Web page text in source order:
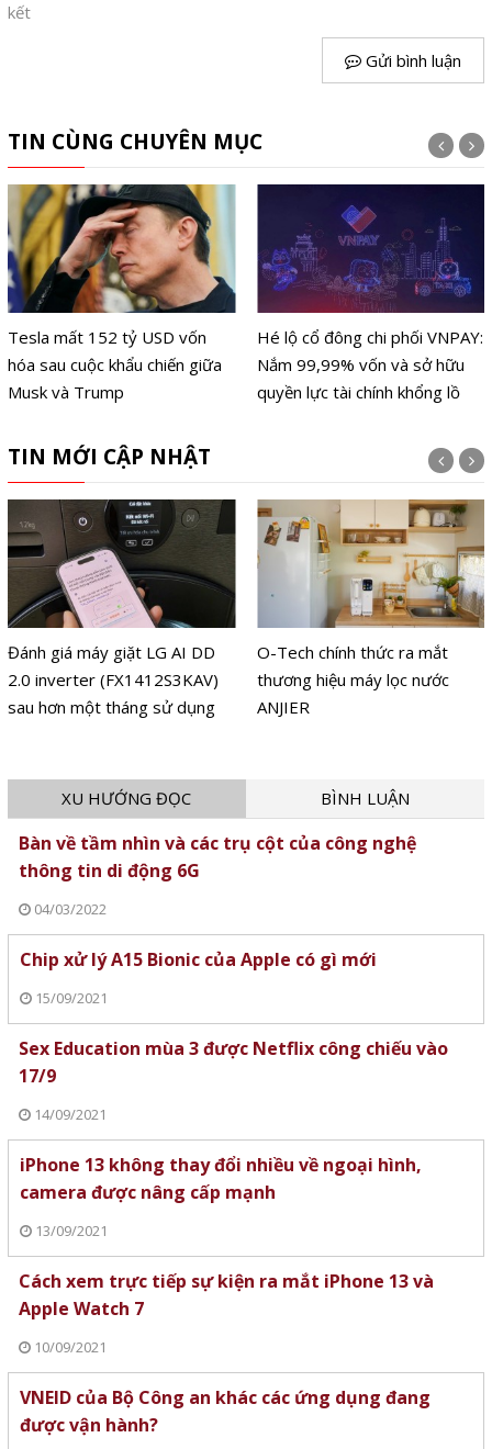
kết
Gửi bình luận
TIN CÙNG CHUYÊN MỤC
Tesla mất 152 tỷ USD vốn
hóa sau cuộc khẩu chiến giữa
Musk và Trump
Hé lộ cổ đông chi phối VNPAY:
Nắm 99,99% vốn và sở hữu
quyền lực tài chính khổng lồ
TIN MỚI CẬP NHẬT
Đánh giá máy giặt LG AI DD
2.0 inverter (FX1412S3KAV)
sau hơn một tháng sử dụng
O-Tech chính thức ra mắt
thương hiệu máy lọc nước
ANJIER
XU HƯỚNG ĐỌC BÌNH LUẬN
Bàn về tầm nhìn và các trụ cột của công nghệ
thông tin di động 6G
04/03/2022
Chip xử lý A15 Bionic của Apple có gì mới
15/09/2021
Sex Education mùa 3 được Netflix công chiếu vào
17/9
14/09/2021
iPhone 13 không thay đổi nhiều về ngoại hình,
camera được nâng cấp mạnh
13/09/2021
Cách xem trực tiếp sự kiện ra mắt iPhone 13 và
Apple Watch 7
10/09/2021
VNEID của Bộ Công an khác các ứng dụng đang
được vận hành?